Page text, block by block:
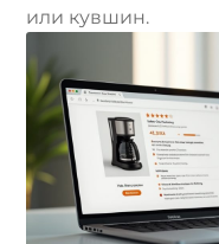
или кувшин.